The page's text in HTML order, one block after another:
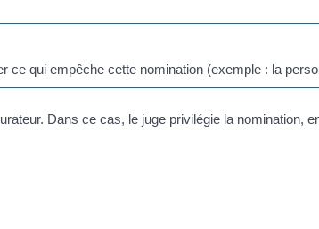
qui empêche cette nomination (exemple : la
Dans ce cas, le juge privilégie la nomination,